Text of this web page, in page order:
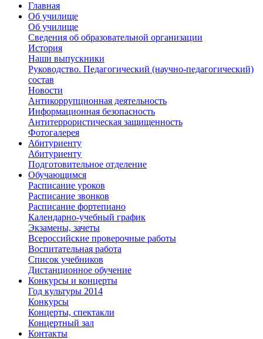
Главная
Об училище
Об училище
Сведения об образовательной организации
История
Наши выпускники
Руководство. Педагогический (научно-педагогический)
состав
Новости
Антикоррупционная деятельность
Информационная безопасность
Антитеррористическая защищенность
Фотогалерея
Абитуриенту
Абитуриенту
Подготовительное отделение
Обучающимся
Расписание уроков
Расписание звонков
Расписание фортепиано
Календарно-учебный график
Экзамены, зачеты
Всероссийские проверочные работы
Воспитательная работа
Список учебников
Дистанционное обучение
Конкурсы и концерты
Год культуры 2014
Конкурсы
Концерты, спектакли
Концертный зал
Контакты